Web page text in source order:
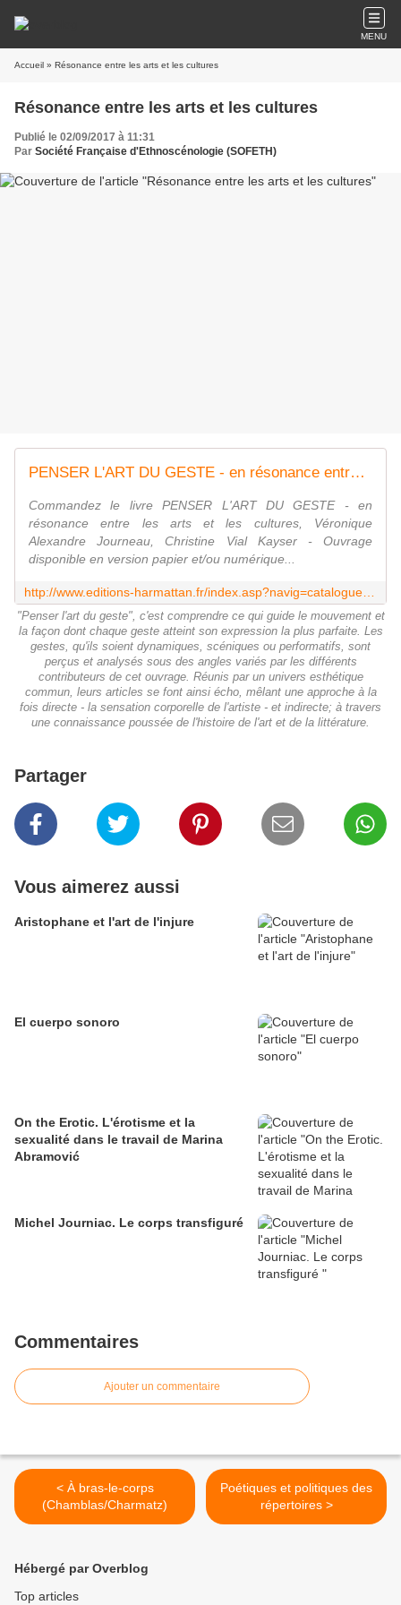
MENU
Accueil » Résonance entre les arts et les cultures
Résonance entre les arts et les cultures
Publié le 02/09/2017 à 11:31
Par Société Française d'Ethnoscénologie (SOFETH)
PENSER L'ART DU GESTE - en résonance entre les arts et les cultures, Véronique Alexandre Journeau, Christine Vial Kayser - livre, ebook, epub
Commandez le livre PENSER L'ART DU GESTE - en
résonance entre les arts et les cultures, Véronique
Alexandre Journeau, Christine Vial Kayser - Ouvrage
disponible en version papier et/ou numérique...
"Penser l'art du geste", c'est comprendre ce qui guide le mouvement et
la façon dont chaque geste atteint son expression la plus parfaite. Les
gestes, qu'ils soient dynamiques, scéniques ou performatifs, sont
perçus et analysés sous des angles variés par les différents
contributeurs de cet ouvrage. Réunis par un univers esthétique
commun, leurs articles se font ainsi écho, mêlant une approche à la
fois directe - la sensation corporelle de l'artiste - et indirecte; à travers
une connaissance poussée de l'histoire de l'art et de la littérature.
Partager
Vous aimerez aussi
Aristophane et l'art de l'injure
El cuerpo sonoro
On the Erotic. L'érotisme et la
sexualité dans le travail de Marina
Abramović
Michel Journiac. Le corps transfiguré
Commentaires
Ajouter un commentaire
< À bras-le-corps
(Chamblas/Charmatz)
Poétiques et politiques des
répertoires >
Hébergé par Overblog
Top articles